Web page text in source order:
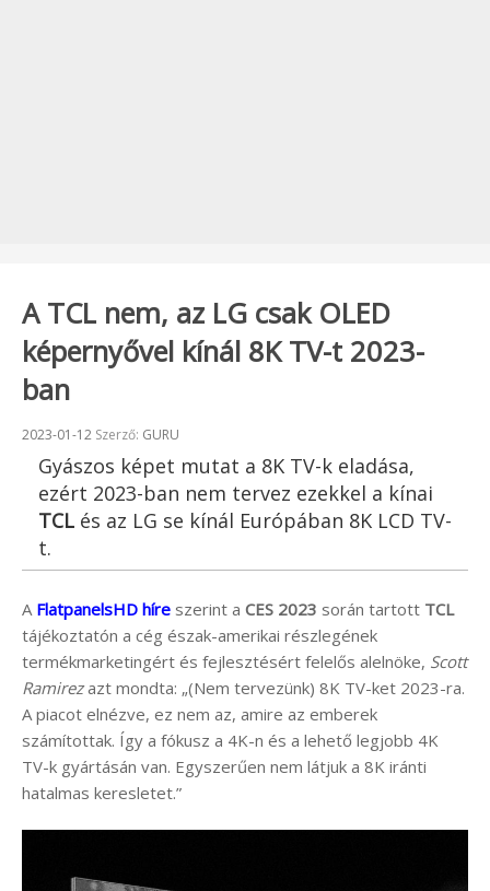
A TCL nem, az LG csak OLED
képernyővel kínál 8K TV-t 2023-
ban
Beküldve:
2023-01-12 Szerző: GURU
Gyászos képet mutat a 8K TV-k eladása,
ezért 2023-ban nem tervez ezekkel a kínai
TCL és az LG se kínál Európában 8K LCD TV-
t.
A FlatpanelsHD híre szerint a CES 2023 során tartott TCL
tájékoztatón a cég észak-amerikai részlegének
termékmarketingért és fejlesztésért felelős alelnöke, Scott
Ramirezazt mondta: „(Nem tervezünk) 8K TV-ket 2023-ra.
A piacot elnézve, ez nem az, amire az emberek
számítottak. Így a fókusz a 4K-n és a lehető legjobb 4K
TV-k gyártásán van. Egyszerűen nem látjuk a 8K iránti
hatalmas keresletet.”